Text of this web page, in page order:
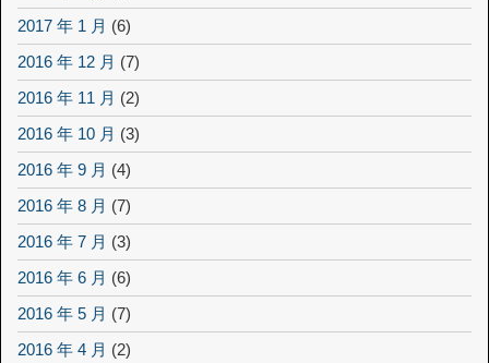
2017 年 1 月 (6)
2016 年 12 月 (7)
2016 年 11 月 (2)
2016 年 10 月 (3)
2016 年 9 月 (4)
2016 年 8 月 (7)
2016 年 7 月 (3)
2016 年 6 月 (6)
2016 年 5 月 (7)
2016 年 4 月 (2)